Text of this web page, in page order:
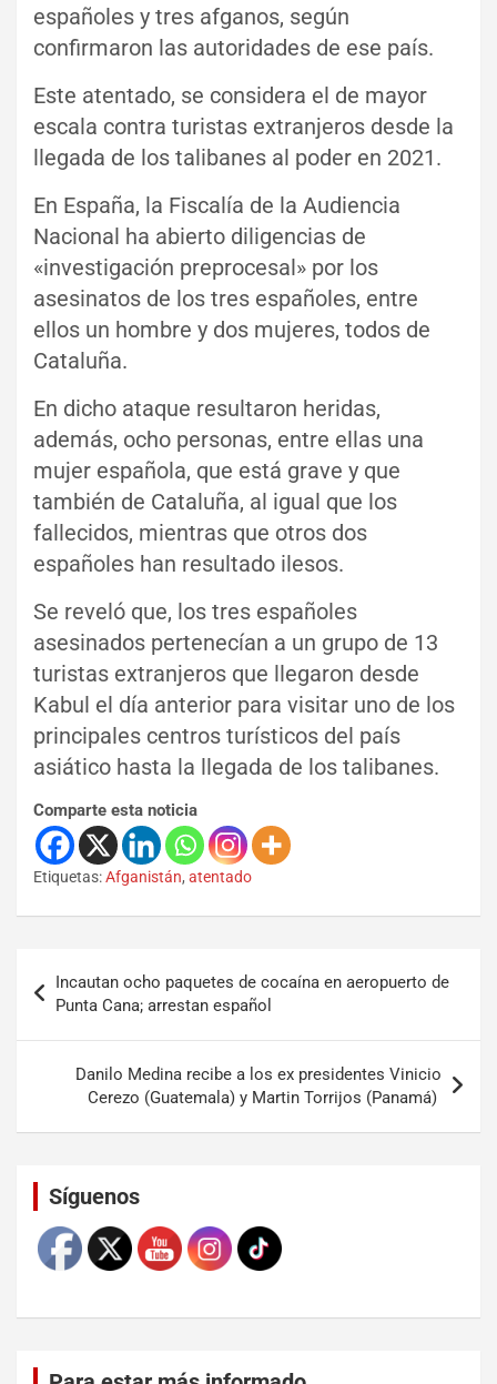
españoles y tres afganos, según
confirmaron las autoridades de ese país.
Este atentado, se considera el de mayor
escala contra turistas extranjeros desde la
llegada de los talibanes al poder en 2021.
En España, la Fiscalía de la Audiencia
Nacional ha abierto diligencias de
«investigación preprocesal» por los
asesinatos de los tres españoles, entre
ellos un hombre y dos mujeres, todos de
Cataluña.
En dicho ataque resultaron heridas,
además, ocho personas, entre ellas una
mujer española, que está grave y que
también de Cataluña, al igual que los
fallecidos, mientras que otros dos
españoles han resultado ilesos.
Se reveló que, los tres españoles
asesinados pertenecían a un grupo de 13
turistas extranjeros que llegaron desde
Kabul el día anterior para visitar uno de los
principales centros turísticos del país
asiático hasta la llegada de los talibanes.
Comparte esta noticia
Etiquetas:Afganistán, atentado
Incautan ocho paquetes de cocaína en aeropuerto de
Punta Cana; arrestan español
Danilo Medina recibe a los ex presidentes Vinicio
Cerezo (Guatemala) y Martin Torrijos (Panamá)
Síguenos